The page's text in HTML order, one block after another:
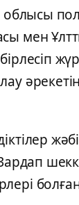
мен